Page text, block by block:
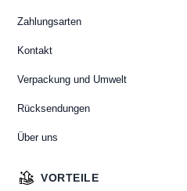
Zahlungsarten
Kontakt
Verpackung und Umwelt
Rücksendungen
Über uns
VORTEILE